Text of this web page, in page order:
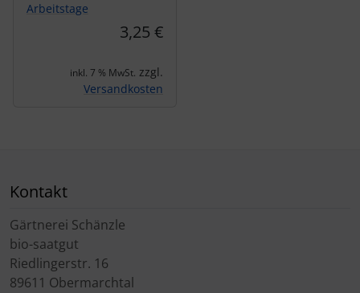
Arbeitstage
3,25 €
inkl. 7 % MwSt. zzgl.
Versandkosten
Kontakt
Gärtnerei Schänzle
bio-saatgut
Riedlingerstr. 16
89611 Obermarchtal